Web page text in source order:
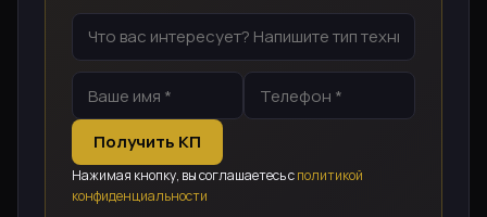
Получить КП
Нажимая кнопку, вы соглашаетесь сполитикой
конфиденциальности